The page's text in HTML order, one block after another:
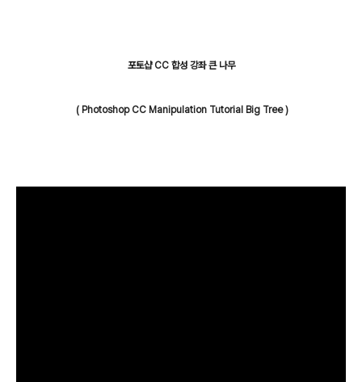
포토샵 CC 합성 강좌 큰 나무
( Photoshop CC Manipulation Tutorial Big Tree )